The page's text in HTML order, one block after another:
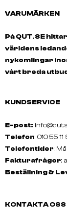
VARUMÄRKEN
På QUT.SE
världens
nykomlingar
vårt breda
KUNDSERVICE
E-post:
Telefon: 010 55
Telefontider:
Fakturafrågor:
Beställning &
KONTAKTA OSS